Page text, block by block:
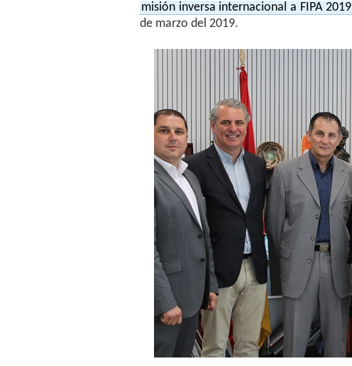
misión inversa internacional a FIPA 2019
de marzo del 2019.